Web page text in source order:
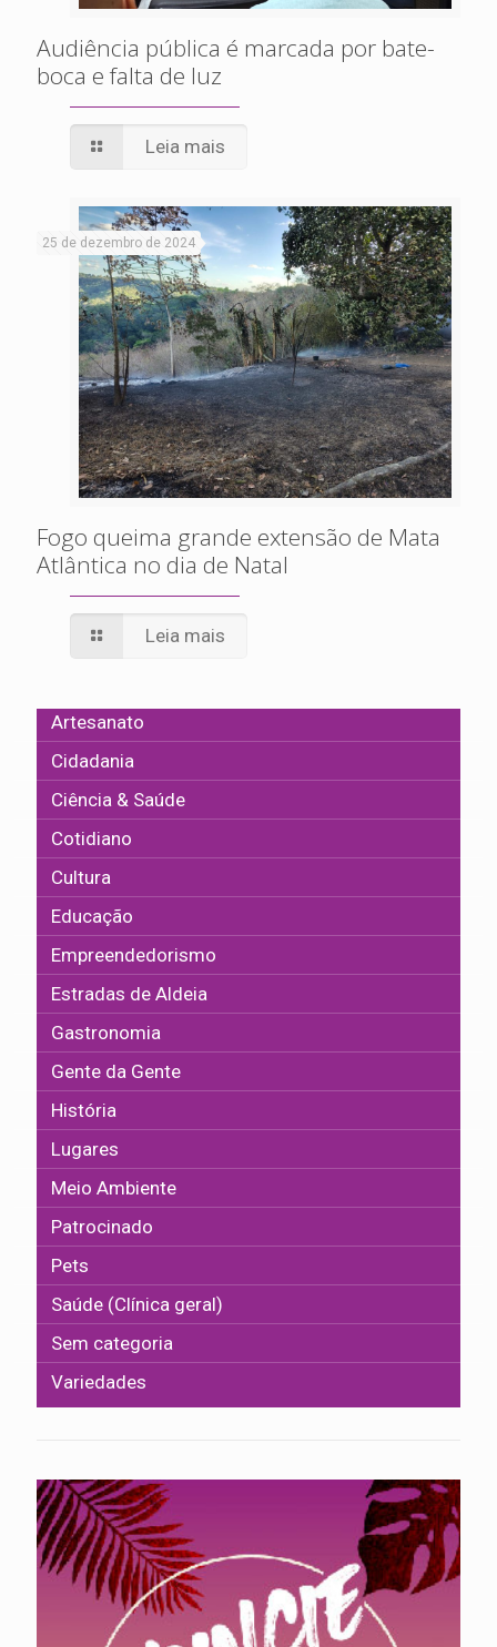
Audiência pública é marcada por bate-
boca e falta de luz
Leia mais
25 de dezembro de 2024
Fogo queima grande extensão de Mata
Atlântica no dia de Natal
Leia mais
Artesanato
Cidadania
Ciência & Saúde
Cotidiano
Cultura
Educação
Empreendedorismo
Estradas de Aldeia
Gastronomia
Gente da Gente
História
Lugares
Meio Ambiente
Patrocinado
Pets
Saúde (Clínica geral)
Sem categoria
Variedades